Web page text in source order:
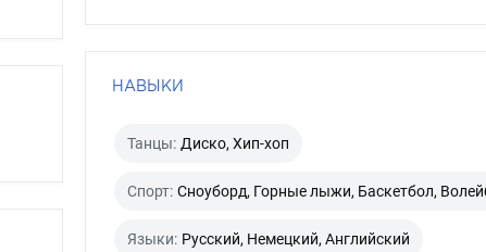
НАВЫКИ
Танцы: Диско, Хип-хоп
Спорт: Сноуборд, Горные лыжи, Баскетбол,
Языки: Русский, Немецкий, Английский